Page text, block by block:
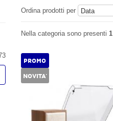
Ordina prodotti per Data
Nella categoria sono presenti 1
PROMO
NOVITA'